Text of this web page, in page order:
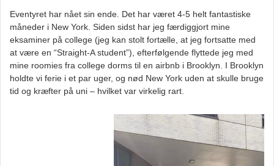
Eventyret har nået sin ende. Det har været 4-5 helt fantastiske
måneder i New York. Siden sidst har jeg færdiggjort mine
eksaminer på college (jeg kan stolt fortælle, at jeg fortsatte med
at være en “Straight-A student”), efterfølgende flyttede jeg med
mine roomies fra college dorms til en airbnb i Brooklyn. I Brooklyn
holdte vi ferie i et par uger, og nød New York uden at skulle bruge
tid og kræfter på uni – hvilket var virkelig rart.